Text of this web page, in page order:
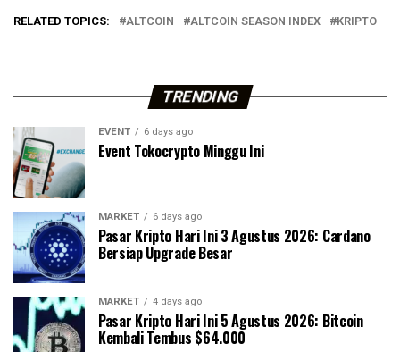
RELATED TOPICS: ALTCOIN ALTCOIN SEASON INDEX KRIPTO
TRENDING
EVENT 6 days ago
Event Tokocrypto Minggu Ini
MARKET 6 days ago
Pasar Kripto Hari Ini 3 Agustus 2026: Cardano
Bersiap Upgrade Besar
MARKET 4 days ago
Pasar Kripto Hari Ini 5 Agustus 2026: Bitcoin
Kembali Tembus $64.000